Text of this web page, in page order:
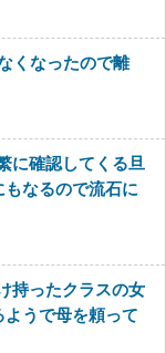
くなったので離
に確認してくる旦
なるので流石に
持ったクラスの女
うで母を頼って